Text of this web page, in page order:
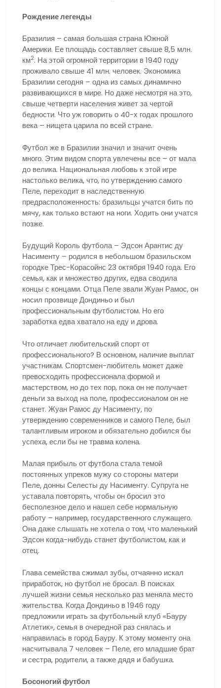
Рождение легенды
Бразилия – самая большая страна Южной
Америки. Ее площадь составляет свыше 8,5 млн.
км2. На этой огромной территории в 1940 году
проживало свыше 41 млн. человек. Экономика
Бразилии сегодня – одна из самых динамично
развивающихся в мире. Но даже несмотря на это,
свыше четверти населения живет за чертой
бедности. Что уж говорить о 40-х годах прошлого
века – нищета царила по всей стране.
Футбол же в Бразилии значил и значит очень
много. Этим видом спорта увлечены все – от мала
до велика. Национальная любовь к этой игре
настолько велика, что, по утверждению самого
Пеле, переходит в наследственную
предрасположенность: бразильцы учатся бить по
мячу, как только встают на ноги. Ходить они учатся
позже.
Будущий Король футбола – Эдсон Арантис ду
Насименту – родился в небольшом бразильском
городке Трес-Корасойнс 23 октября 1940 года. Его
семья, как и множество других, едва сводила
концы с концами. Отца Пеле звали Жуан Рамос, он
носил прозвище Дондиньо и был
профессиональным футболистом. Но его
заработка едва хватало на еду и дрова.
Что отличает любительский спорт от
профессионального? В основном, наличие выплат
участникам. Спортсмен-любитель может даже
превосходить профессионала формой и
мастерством, но до тех пор, пока он не получает
деньги за выход на поле, профессионалом он не
станет. Жуан Рамос ду Насименту, по
утверждению современников и самого Пеле, был
талантливым игроком и обязательно добился бы
успеха, если бы не травма колена.
Малая прибыль от футбола стала темой
постоянных упреков мужу со стороны матери
Пеле, донны Селесты ду Насименту. Супруга не
уставала повторять, чтобы он бросил это
бесполезное дело и нашел себе нормальную
работу – например, государственного служащего.
Она даже слышать не хотела о том, что маленький
Эдсон когда-нибудь станет футболистом, как и
отец.
Глава семейства сжимал зубы, отчаянно искал
приработок, но футбол не бросал. В поисках
лучшей жизни семья несколько раз меняла место
жительства. Когда Дондиньо в 1946 году
предложили играть за футбольный клуб «Бауру
Атлетик», семья в очередной раз снялась и
направилась в город Бауру. К этому моменту она
насчитывала 7 человек – Пеле, его младшие брат
и сестра, родители, а также дядя и бабушка.
Босоногий футбол